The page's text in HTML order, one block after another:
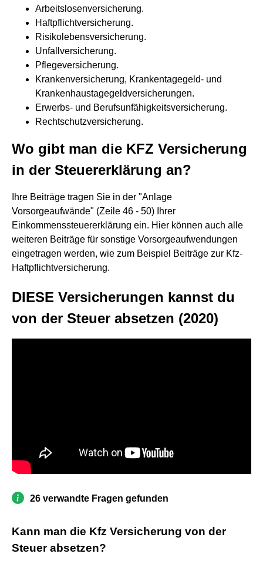
Arbeitslosenversicherung.
Haftpflichtversicherung.
Risikolebensversicherung.
Unfallversicherung.
Pflegeversicherung.
Krankenversicherung, Krankentagegeld- und
Krankenhaustagegeldversicherungen.
Erwerbs- und Berufsunfähigkeitsversicherung.
Rechtschutzversicherung.
Wo gibt man die KFZ Versicherung
in der Steuererklärung an?
Ihre Beiträge tragen Sie in der "Anlage
Vorsorgeaufwände" (Zeile 46 - 50) Ihrer
Einkommenssteuererklärung ein. Hier können auch alle
weiteren Beiträge für sonstige Vorsorgeaufwendungen
eingetragen werden, wie zum Beispiel Beiträge zur Kfz-
Haftpflichtversicherung.
DIESE Versicherungen kannst du
von der Steuer absetzen (2020)
26 verwandte Fragen gefunden
Kann man die Kfz Versicherung von der
Steuer absetzen?